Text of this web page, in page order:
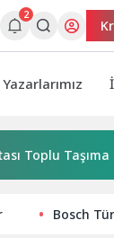
2
Yazarlarımız
Taşıma
Bosch